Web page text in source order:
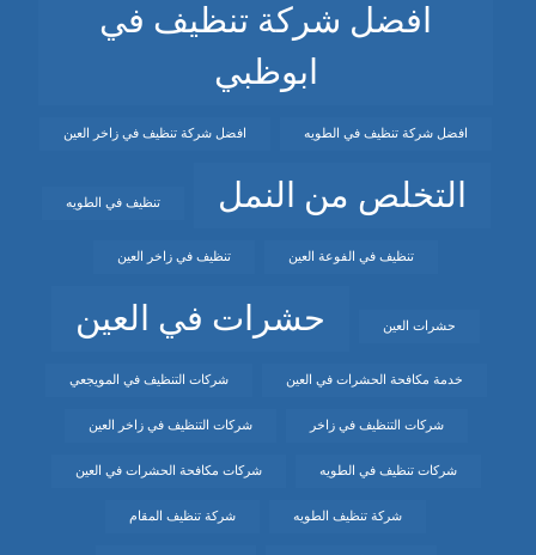
افضل شركة تنظيف في
ابوظبي
افضل شركة تنظيف في الطويه افضل شركة تنظيف في زاخر العين
التخلص من النمل تنظيف في الطويه
تنظيف في الفوعة العين تنظيف في زاخر العين
حشرات العين حشرات في العين
خدمة مكافحة الحشرات في العين شركات التنظيف في المويجعي
شركات التنظيف في زاخر شركات التنظيف في زاخر العين
شركات تنظيف في الطويه شركات مكافحة الحشرات في العين
شركة تنظيف الطويه شركة تنظيف المقام